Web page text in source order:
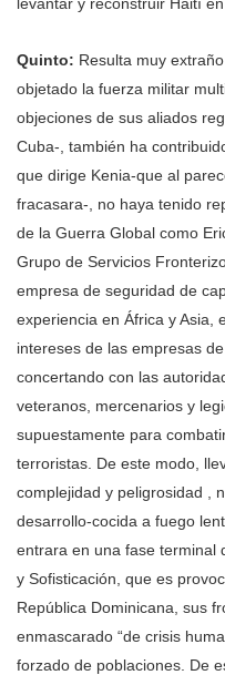
Quinto: Resulta muy
objetado la fuerza militar
objeciones de sus aliados
Cuba-, también ha
que dirige Kenia-que al
fracasara-, no haya tenido
de la Guerra Global como
Grupo de Servicios
empresa de seguridad de
experiencia en África y Asia,
intereses de las empresas
concertando con las
veteranos, mercenarios y
supuestamente para
terroristas. De este modo,
complejidad y peligrosidad ,
desarrollo-cocida a fuego
entrara en una fase terminal
y Sofisticación, que es
República Dominicana, sus
enmascarado “de crisis
forzado de poblaciones. De